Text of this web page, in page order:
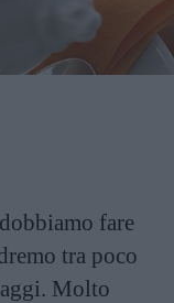
fare
tra poco
Molto